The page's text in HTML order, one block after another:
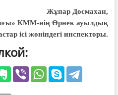
Жұпар Досмахан,
КММ-нің Өрнек ауылдық
ісі жөніндегі инспекторы.